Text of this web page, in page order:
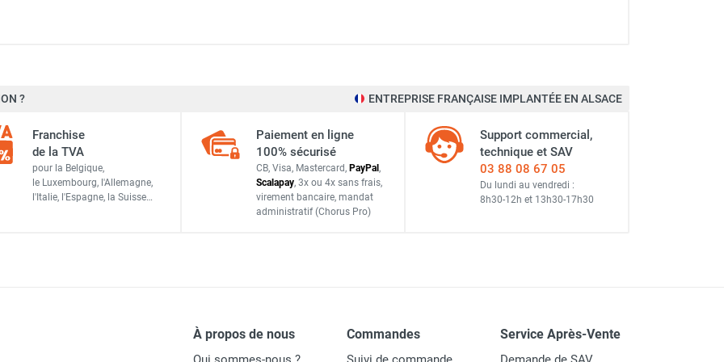
2 kg
? ENTREPRISE FRANÇAISE IMPLANTÉE EN ALSACE
Franchise
de la TVA
pour la Belgique,
le Luxembourg, l'Allemagne,
l'Italie, l'Espagne, la Suisse…
Paiement en ligne
100% sécurisé
CB, Visa, Mastercard, PayPal ,
Scalapay, 3x ou 4x sans frais,
virement bancaire, mandat
administratif (Chorus Pro)
Support commercial,
technique et SAV
03 88 08 67 05
Du lundi au vendredi :
8h30-12h et 13h30-17h30
À propos de nous Commandes Service Après-Vente